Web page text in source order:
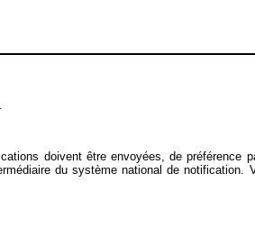
doivent être envoyées, de préférence
du système national de notification.